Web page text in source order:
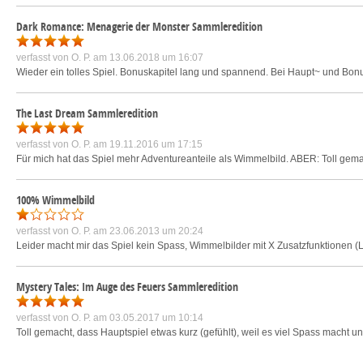
Dark Romance: Menagerie der Monster Sammleredition
verfasst von O. P. am 13.06.2018 um 16:07
Wieder ein tolles Spiel. Bonuskapitel lang und spannend. Bei Haupt~ und
The Last Dream Sammleredition
verfasst von O. P. am 19.11.2016 um 17:15
Für mich hat das Spiel mehr Adventureanteile als Wimmelbild. ABER: Toll
100% Wimmelbild
verfasst von O. P. am 23.06.2013 um 20:24
Leider macht mir das Spiel kein Spass, Wimmelbilder mit X
Mystery Tales: Im Auge des Feuers Sammleredition
verfasst von O. P. am 03.05.2017 um 10:14
Toll gemacht, dass Hauptspiel etwas kurz (gefühlt), weil es viel Spass macht